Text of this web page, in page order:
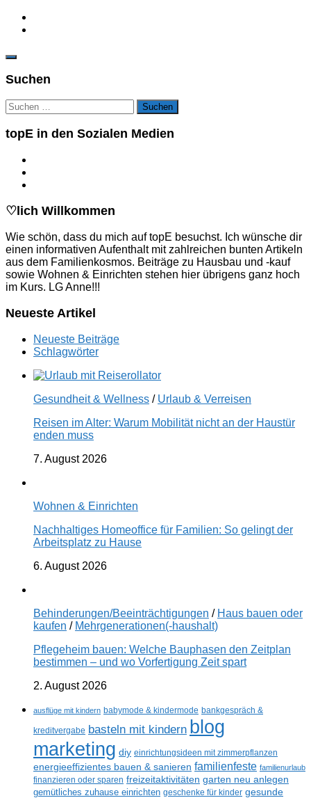
Suchen
Suchen
nach:
topE in den Sozialen Medien
♡lich Willkommen
Wie schön, dass du mich auf topE besuchst. Ich wünsche dir
einen informativen Aufenthalt mit zahlreichen bunten Artikeln
aus dem Familienkosmos. Beiträge zu Hausbau und -kauf
sowie Wohnen & Einrichten stehen hier übrigens ganz hoch
im Kurs. LG Anne!!!
Neueste Artikel
Neueste Beiträge
Schlagwörter
Gesundheit & Wellness / Urlaub & Verreisen
Reisen im Alter: Warum Mobilität nicht an der Haustür
enden muss
7. August 2026
Wohnen & Einrichten
Nachhaltiges Homeoffice für Familien: So gelingt der
Arbeitsplatz zu Hause
6. August 2026
Behinderungen/Beeinträchtigungen / Haus bauen oder
kaufen / Mehrgenerationen(-haushalt)
Pflegeheim bauen: Welche Bauphasen den Zeitplan
bestimmen – und wo Vorfertigung Zeit spart
2. August 2026
ausflüge mit kindern babymode & kindermode bankgespräch &
kreditvergabe basteln mit kindern blog
marketing diy einrichtungsideen mit zimmerpflanzen
energieeffizientes bauen & sanieren familienfeste familienurlaub
finanzieren oder sparen freizeitaktivitäten garten neu anlegen
gemütliches zuhause einrichten geschenke für kinder gesunde